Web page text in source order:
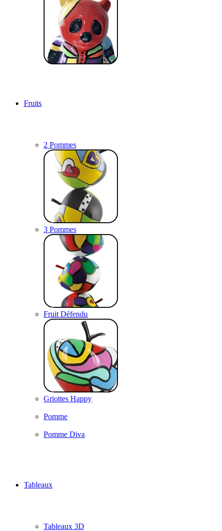
Fruits
2 Pommes
3 Pommes
Fruit Défendu
Griottes Happy
Pomme
Pomme Diva
Tableaux
Tableaux 3D